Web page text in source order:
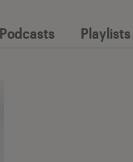
Podcasts Playlists